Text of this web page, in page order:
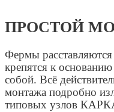
ПРОСТОЙ
Фермы
крепятся к
собой. Всё
монтажа подробно
типовых узлов